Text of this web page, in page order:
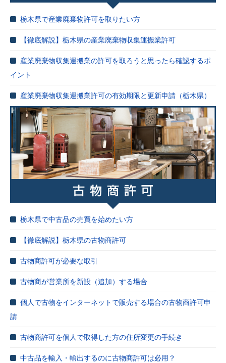
栃木県で産業廃棄物許可を取りたい方
【徹底解説】栃木県の産業廃棄物収集運搬業許可
産業廃棄物収集運搬業の許可を取ろうと思ったら確認するポ
イント
産業廃棄物収集運搬業許可の有効期限と更新申請（栃木県）
栃木県で中古品の売買を始めたい方
【徹底解説】栃木県の古物商許可
古物商許可が必要な取引
古物商が営業所を新設（追加）する場合
個人で古物をインターネットで販売する場合の古物商許可申
請
古物商許可を個人で取得した方の住所変更の手続き
中古品を輸入・輸出するのに古物商許可は必用？